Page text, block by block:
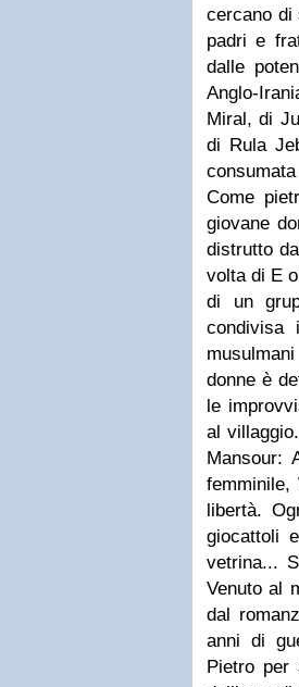
cercano di
padri e
dalle
Anglo-
Miral, di
di Rula
Come
giovane
distrutto
volta di E
di un
condivisa
donne è
le
al
Mansour:
femminile,
libertà.
giocattoli
vetrina...
Venuto al
dal
anni di
Pietro per